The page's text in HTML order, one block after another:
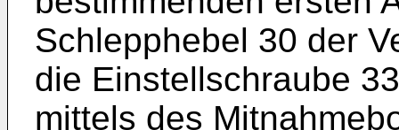
Schlepphebel 30 der
die Einstellschraube
mittels des